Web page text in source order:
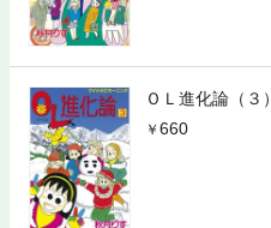
ＯＬ進化論（３）
660